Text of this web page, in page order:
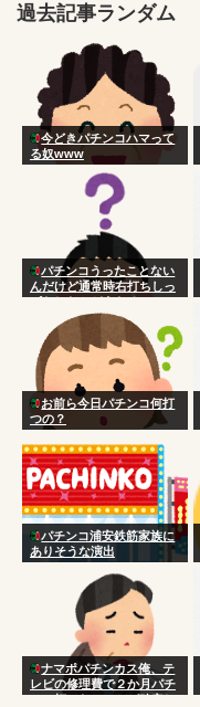
過去記事ランダム
今どきパチンコハマって
る奴www
パチンコうったことない
んだけど通常時右打ちしっ
ぱなしだとどうなるの？
お前ら今日パチンコ何打
つの？
パチンコ浦安鉄筋家族に
ありそうな演出
ナマポパチンカス俺、テ
レビの修理費で２か月パチ
ンコ打てないことが確定し